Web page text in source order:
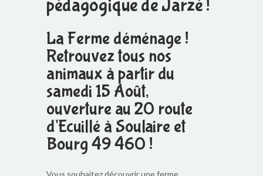
pédagogique de Jarzé !
La Ferme déménage !
Retrouvez tous nos
animaux à partir du
samedi 15 Août,
ouverture au 20 route
d'Ecuillé à Soulaire et
Bourg 49 460 !